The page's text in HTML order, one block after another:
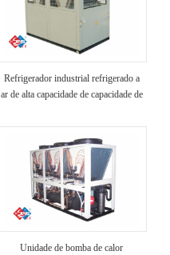
Refrigerador industrial refrigerado a
ar de alta capacidade de capacidade de
Unidade de bomba de calor